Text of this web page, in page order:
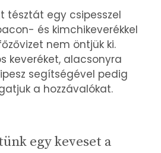
tésztát egy csipesszel
és kimchikeverékkel
nem öntjük ki.
keveréket, alacsonyra
segítségével pedig
a hozzávalókat.
egy keveset a